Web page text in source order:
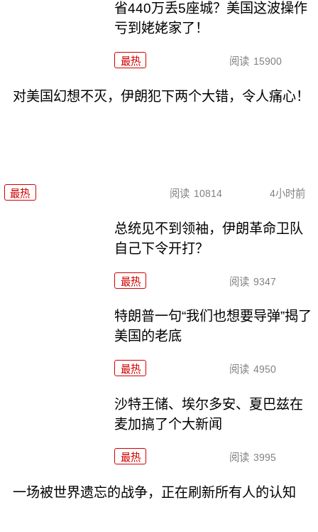
省440万丢5座城？美国这波操作
亏到姥姥家了！
最热 阅读 15900
对美国幻想不灭，伊朗犯下两个大错，令人痛心！
最热 阅读 10814 4小时前
总统见不到领袖，伊朗革命卫队
自己下令开打？
最热 阅读 9347
特朗普一句“我们也想要导弹”揭了
美国的老底
最热 阅读 4950
沙特王储、埃尔多安、夏巴兹在
麦加搞了个大新闻
最热 阅读 3995
一场被世界遗忘的战争，正在刷新所有人的认知